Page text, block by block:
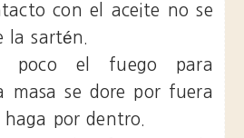
con el aceite no se
la sartén.
poco el fuego para
masa se dore por fuera
por dentro.